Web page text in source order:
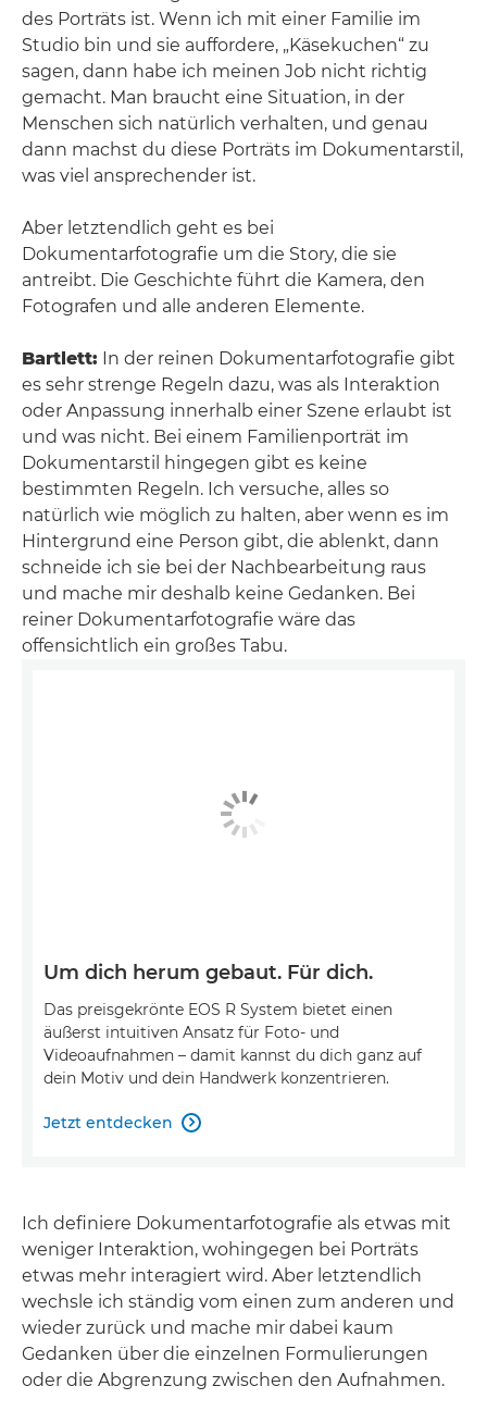
des Porträts ist. Wenn ich mit einer Familie im
Studio bin und sie auffordere, „Käsekuchen“ zu
sagen, dann habe ich meinen Job nicht richtig
gemacht. Man braucht eine Situation, in der
Menschen sich natürlich verhalten, und genau
dann machst du diese Porträts im Dokumentarstil,
was viel ansprechender ist.
Aber letztendlich geht es bei
Dokumentarfotografie um die Story, die sie
antreibt. Die Geschichte führt die Kamera, den
Fotografen und alle anderen Elemente.
Bartlett: In der reinen Dokumentarfotografie gibt
es sehr strenge Regeln dazu, was als Interaktion
oder Anpassung innerhalb einer Szene erlaubt ist
und was nicht. Bei einem Familienporträt im
Dokumentarstil hingegen gibt es keine
bestimmten Regeln. Ich versuche, alles so
natürlich wie möglich zu halten, aber wenn es im
Hintergrund eine Person gibt, die ablenkt, dann
schneide ich sie bei der Nachbearbeitung raus
und mache mir deshalb keine Gedanken. Bei
reiner Dokumentarfotografie wäre das
offensichtlich ein großes Tabu.
Um dich herum gebaut. Für dich.
Das preisgekrönte EOS R System bietet einen
äußerst intuitiven Ansatz für Foto- und
Videoaufnahmen – damit kannst du dich ganz auf
dein Motiv und dein Handwerk konzentrieren.
Jetzt entdecken 
Ich definiere Dokumentarfotografie als etwas mit
weniger Interaktion, wohingegen bei Porträts
etwas mehr interagiert wird. Aber letztendlich
wechsle ich ständig vom einen zum anderen und
wieder zurück und mache mir dabei kaum
Gedanken über die einzelnen Formulierungen
oder die Abgrenzung zwischen den Aufnahmen.